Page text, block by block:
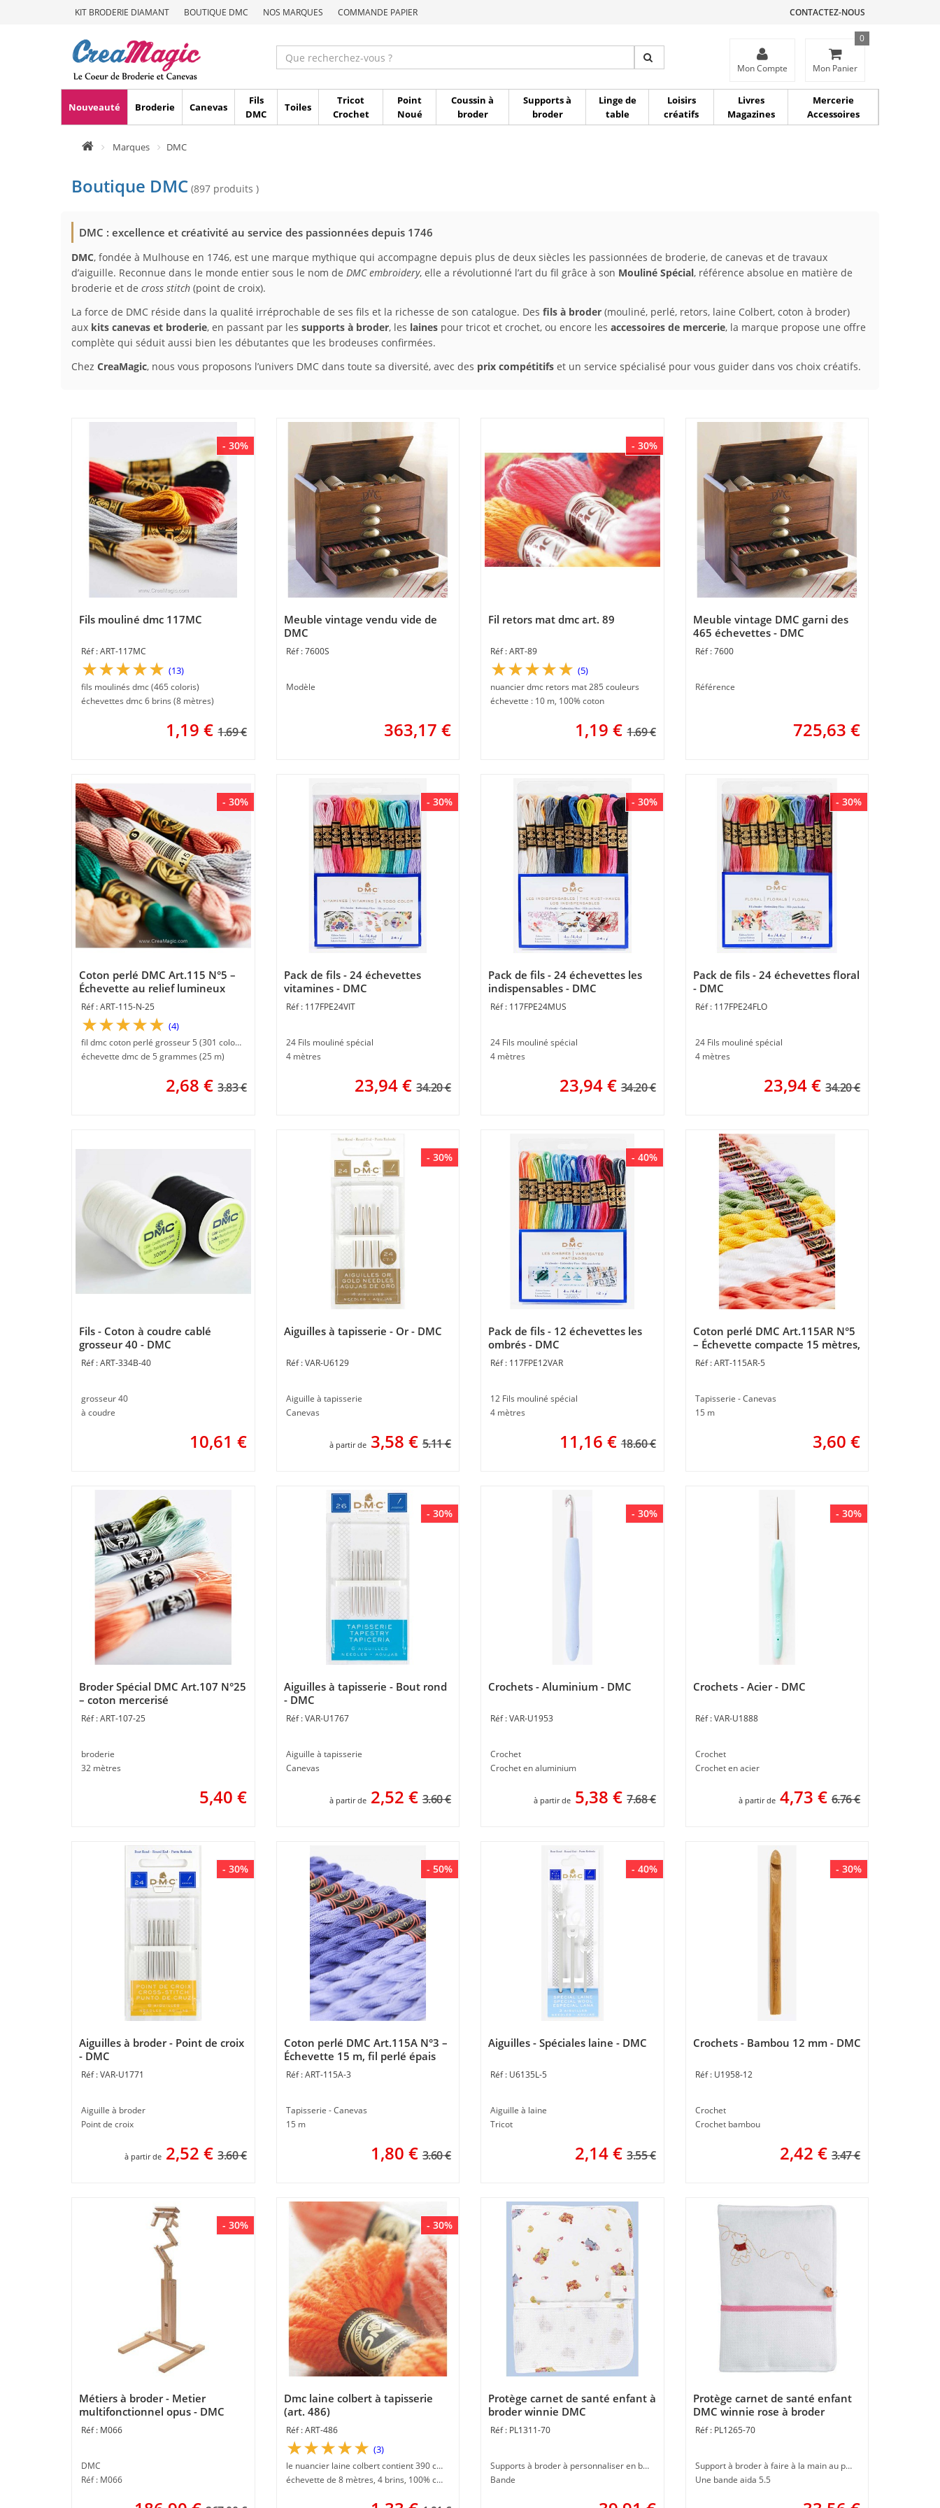
KIT BRODERIE DIAMANT BOUTIQUE DMC NOS MARQUES COMMANDE PAPIER CONTACTEZ-NOUS
Mon Compte Mon Panier
0
Nouveauté Broderie Canevas
Fils
DMC
Toiles
Tricot
Crochet
Point
Noué
Coussin à
broder
Supports à
broder
Linge de
table
Loisirs
créatifs
Livres
Magazines
Mercerie
Accessoires
Marques DMC
Boutique DMC (897 produits )
DMC : excellence et créativité au service des passionnées depuis 1746
DMC, fondée à Mulhouse en 1746, est une marque mythique qui accompagne depuis plus de deux siècles les passionnées de broderie, de canevas et de travaux
d’aiguille. Reconnue dans le monde entier sous le nom de DMC embroidery, elle a révolutionné l’art du fil grâce à son Mouliné Spécial, référence absolue en matière de
broderie et de cross stitch (point de croix).
La force de DMC réside dans la qualité irréprochable de ses fils et la richesse de son catalogue. Des fils à broder (mouliné, perlé, retors, laine Colbert, coton à broder)
aux kits canevas et broderie, en passant par les supports à broder, les laines pour tricot et crochet, ou encore les accessoires de mercerie, la marque propose une offre
complète qui séduit aussi bien les débutantes que les brodeuses confirmées.
Chez CreaMagic, nous vous proposons l’univers DMC dans toute sa diversité, avec des prix compétitifs et un service spécialisé pour vous guider dans vos choix créatifs.
- 30%
Fils mouliné dmc 117MC
ART-117MC
(13)
fils moulinés dmc (465 coloris)
échevettes dmc 6 brins (8 mètres)
1,19 € 1.69 €
Meuble vintage vendu vide de
DMC
7600S
Modèle
363,17 €
- 30%
Fil retors mat dmc art. 89
ART-89
(5)
nuancier dmc retors mat 285 couleurs
échevette : 10 m, 100% coton
1,19 € 1.69 €
Meuble vintage DMC garni des
465 échevettes - DMC
7600
Référence
725,63 €
- 30%
Coton perlé DMC Art.115 N°5 –
Échevette au relief lumineux
ART-115-N-25
(4)
fil dmc coton perlé grosseur 5 (301 coloris)
échevette dmc de 5 grammes (25 m)
2,68 € 3.83 €
- 30%
Pack de fils - 24 échevettes
vitamines - DMC
117FPE24VIT
24 Fils mouliné spécial
4 mètres
23,94€ 34.20 €
- 30%
Pack de fils - 24 échevettes les
indispensables - DMC
117FPE24MUS
24 Fils mouliné spécial
4 mètres
23,94€ 34.20 €
- 30%
Pack de fils - 24 échevettes floral
- DMC
117FPE24FLO
24 Fils mouliné spécial
4 mètres
23,94€ 34.20 €
Fils - Coton à coudre cablé
grosseur 40 - DMC
ART-334B-40
grosseur 40
à coudre
10,61 €
- 30%
Aiguilles à tapisserie - Or - DMC
VAR-U6129
Aiguille à tapisserie
Canevas
à partir de 3,58 € 5.11 €
- 40%
Pack de fils - 12 échevettes les
ombrés - DMC
117FPE12VAR
12 Fils mouliné spécial
4 mètres
11,16 € 18.60 €
Coton perlé DMC Art.115AR N°5
– Échevette compacte 15 mètres,
relief généreux
ART-115AR-5
Tapisserie - Canevas
15 m
3,60 €
Broder Spécial DMC Art.107 N°25
– coton mercerisé
ART-107-25
broderie
32 mètres
5,40 €
- 30%
Aiguilles à tapisserie - Bout rond
- DMC
VAR-U1767
Aiguille à tapisserie
Canevas
à partir de 2,52 € 3.60 €
- 30%
Crochets - Aluminium - DMC
VAR-U1953
Crochet
Crochet en aluminium
à partir de 5,38 € 7.68 €
- 30%
Crochets - Acier - DMC
VAR-U1888
Crochet
Crochet en acier
à partir de 4,73 € 6.76 €
- 30%
Aiguilles à broder - Point de croix
- DMC
VAR-U1771
Aiguille à broder
Point de croix
à partir de 2,52 € 3.60 €
- 50%
Coton perlé DMC Art.115A N°3 –
Échevette 15 m, fil perlé épais
ART-115A-3
Tapisserie - Canevas
15 m
1,80 € 3.60 €
- 40%
Aiguilles - Spéciales laine - DMC
U6135L-5
Aiguille à laine
Tricot
2,14€ 3.55 €
- 30%
Crochets - Bambou 12 mm - DMC
U1958-12
Crochet
Crochet bambou
2,42 € 3.47 €
- 30%
Métiers à broder - Metier
multifonctionnel opus - DMC
M066
DMC
Réf : M066
- 30%
Dmc laine colbert à tapisserie
(art. 486)
ART-486
(3)
le nuancier laine colbert contient 390 coloris
échevette de 8 mètres, 4 brins, 100% coton pour canevas
Protège carnet de santé enfant à
broder winnie DMC
PL1311-70
Supports à broder à personnaliser en broderie au point de croix
Bande
Protège carnet de santé enfant
DMC winnie rose à broder
PL1265-70
Support à broder à faire à la main au point de croix
Une bande aida 5.5